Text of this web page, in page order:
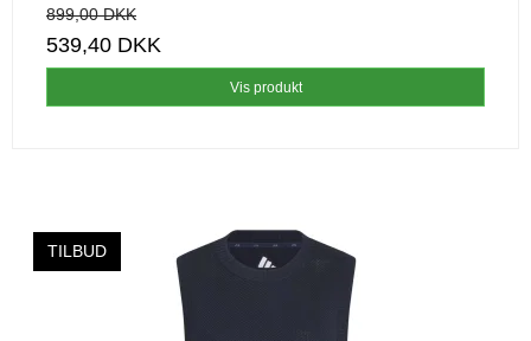
899,00 DKK
539,40 DKK
Vis produkt
TILBUD